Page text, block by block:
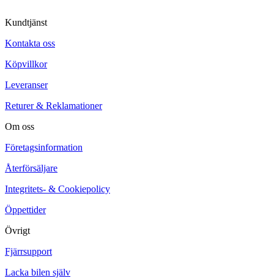
Kundtjänst
Kontakta oss
Köpvillkor
Leveranser
Returer & Reklamationer
Om oss
Företagsinformation
Återförsäljare
Integritets- & Cookiepolicy
Öppettider
Övrigt
Fjärrsupport
Lacka bilen själv